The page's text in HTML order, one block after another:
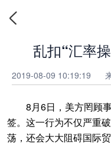
乱扣“汇率
2019-08-09 10:19:19
8月6日，美方罔顾事
签。这一行为不仅严重
荡，还会大大阻碍国际